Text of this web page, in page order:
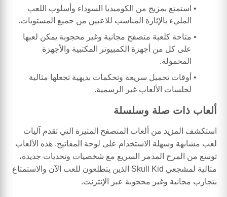
استمتع بمزيج من الكوميديا السوداء وأسلوب اللعب
المليء بالإثارة المناسب للاعبين من جميع المستويات.
متاحة كلعبة متصفح مجانية وغير محجوبة يمكن لعبها
على كل من أجهزة الكمبيوتر المكتبية والأجهزة
المحمولة.
أوقات تحميل سريعة وتحكمات بديهية تجعلها مثالية
لجلسات الألعاب غير الرسمية.
ألعاب ذات صلة وسلسلة
استكشف المزيد من ألعاب المتصفح المثيرة التي تقدم آليات
لعب مشابهة وسهلة الاستخدام على لوحة المفاتيح. هذه الألعاب
توسع من المرح المدمر السريع مع شخصيات وتحديات جديدة،
مثالية لمشجعي Skull Kid الذين يتطلعون للعب الآن والاستمتاع
بتجارب مجانية وغير محجوبة عبر الإنترنت.